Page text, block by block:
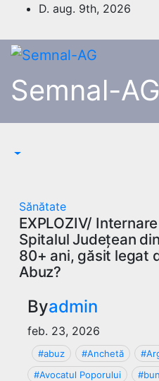
content
D. aug. 9th, 2026
Semnal-AG
Sănătate
EXPLOZIV/
Spitalul Județean
80+ ani, găsit legat
Abuz?
Byadmin
feb. 23, 2026
#abuz #Anchetă
#Avocatul Poporului